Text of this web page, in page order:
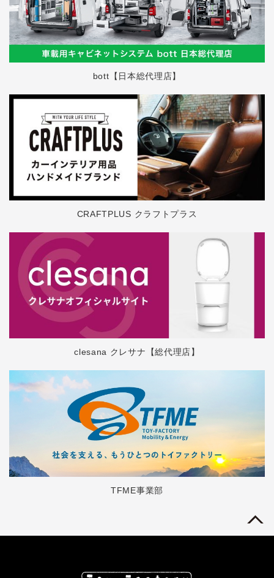
bott【日本総代理店】
CRAFTPLUS クラフトプラス
clesana クレサナ【総代理店】
TFME事業部